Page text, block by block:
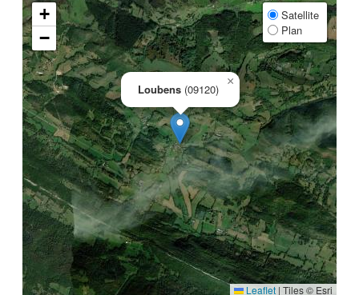
Loubens (09120)
×
+
−
Satellite
Plan
Leaflet | Tiles © Esri